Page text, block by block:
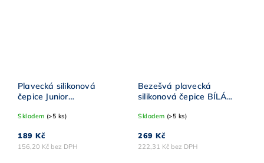
Plavecká silikonová
čepice Junior
TYRKYSOVÁ
Skladem (>5 ks)
156,20 Kč bez DPH
189 Kč
Bezešvá plavecká
silikonová čepice BÍLÁ
logo
Skladem (>5 ks)
222,31 Kč bez DPH
269 Kč